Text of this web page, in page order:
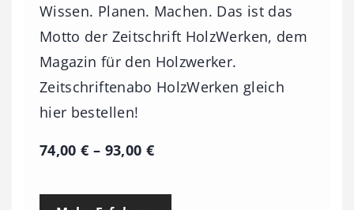
Wissen. Planen. Machen. Das ist das
Motto der Zeitschrift HolzWerken, dem
Magazin für den Holzwerker.
Zeitschriftenabo HolzWerken gleich
hier bestellen!
74,00€ – 93,00 €P
e